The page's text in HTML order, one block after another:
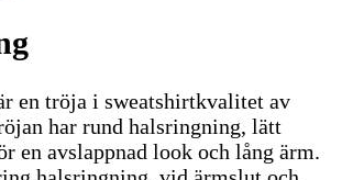
en tröja i sweatshirtkvalitet av
har rund halsringning, lätt
en avslappnad look och lång ärm.